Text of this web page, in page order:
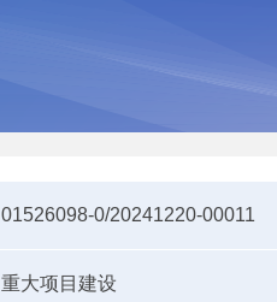
01526098-0/20241220-00011
重大项目建设